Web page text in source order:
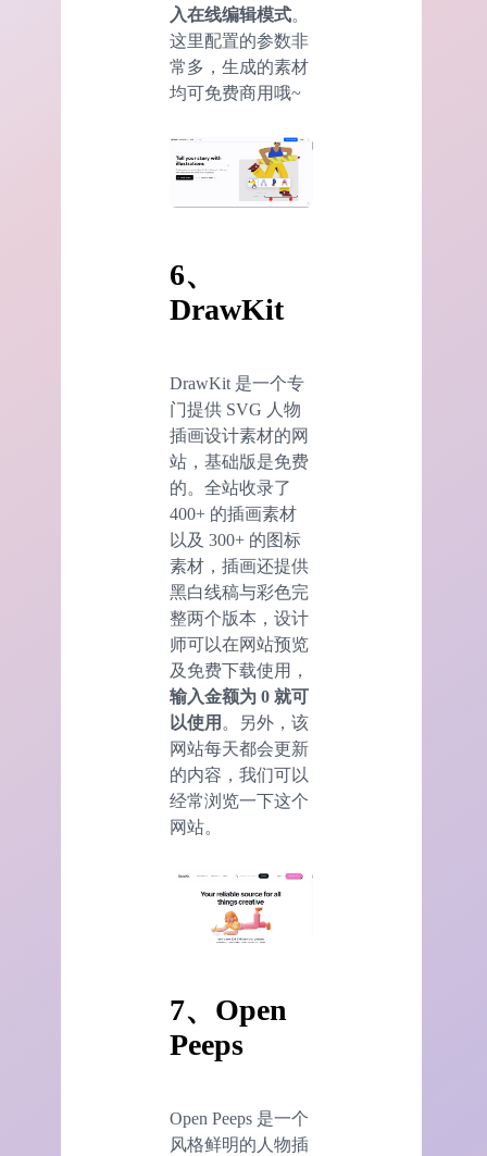
入在线编辑模式。
这里配置的参数非
常多，生成的素材
均可免费商用哦~
6、
DrawKit
DrawKit 是一个专
门提供 SVG 人物
插画设计素材的网
站，基础版是免费
的。全站收录了
400+ 的插画素材
以及 300+ 的图标
素材，插画还提供
黑白线稿与彩色完
整两个版本，设计
师可以在网站预览
及免费下载使用，
输入金额为 0 就可
以使用 。另外，该
网站每天都会更新
的内容，我们可以
经常浏览一下这个
网站。
7、Open
Peeps
Open Peeps 是一个
风格鲜明的人物插